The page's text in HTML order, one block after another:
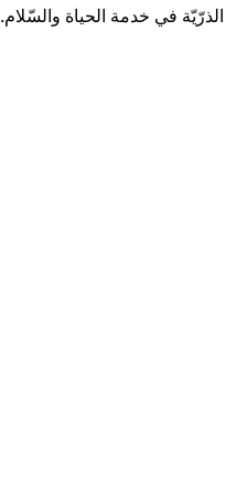
في خدمة الحياة والسّلام.